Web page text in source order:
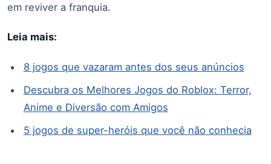
em reviver a franquia.
Leia mais:
8 jogos que vazaram antes dos seus anúncios
Descubra os Melhores Jogos do Roblox: Terror,
Anime e Diversão com Amigos
5 jogos de super-heróis que você não conhecia